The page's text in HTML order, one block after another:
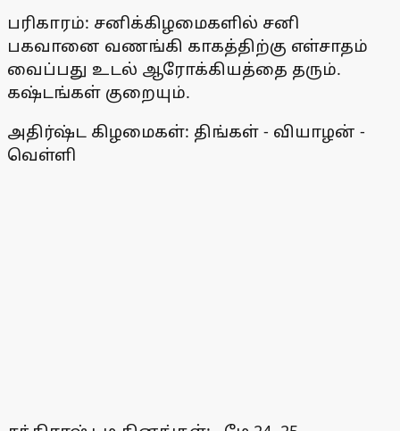
பரிகாரம்: சனிக்கிழமைகளில் சனி
பகவானை வணங்கி காகத்திற்கு எள்சாதம்
வைப்பது உடல் ஆரோக்கியத்தை தரும்.
கஷ்டங்கள் குறையும்.
அதிர்ஷ்ட கிழமைகள்: திங்கள் - வியாழன் -
வெள்ளி